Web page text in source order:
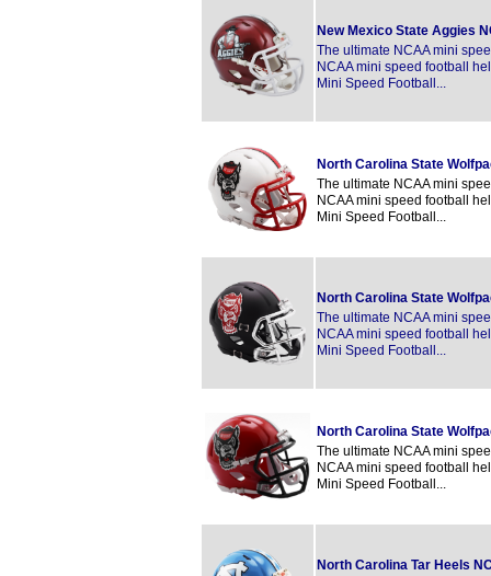
New Mexico State Aggies
The ultimate NCAA mini
NCAA mini speed football
Mini Speed Football...
North Carolina State
The ultimate NCAA mini
NCAA mini speed football
Mini Speed Football...
North Carolina State
The ultimate NCAA mini
NCAA mini speed football
Mini Speed Football...
North Carolina State
The ultimate NCAA mini
NCAA mini speed football
Mini Speed Football...
North Carolina Tar Heels